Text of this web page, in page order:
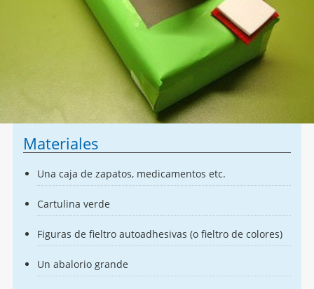
Materiales
Una caja de zapatos, medicamentos etc.
Cartulina verde
Figuras de fieltro autoadhesivas (o fieltro de colores)
Un abalorio grande